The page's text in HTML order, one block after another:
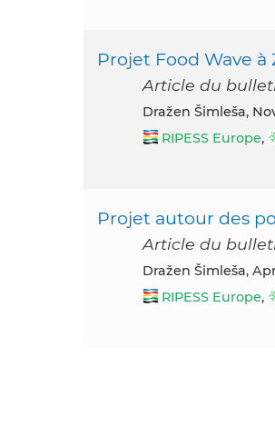
Projet Food Wave à
Article du
Dražen Šimleša,
RIPESS Europe,
Projet autour des
Article du
Dražen Šimleša,
RIPESS Europe,